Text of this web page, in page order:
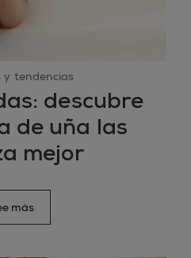
y tendencias
descubre
de uña las
mejor
más